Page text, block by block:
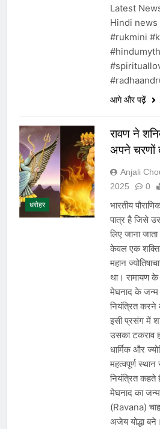
Latest
Hindi news
#rukmini
आगे और पढ़ें
धरोहर
रावण ने
अपने चरणों
Anjali
2025
0
भारतीय
पात्र है जिसे
लिए जाना
केवल एक
महान
था। रामायण
मेघनाद के जन्म
नियंत्रित
इसी प्रसंग में
उसका टकराव
धार्मिक और
महत्वपूर्ण
नियंत्रित कहते
मेघनाद का जन्म
(Ravana)
अजेय योद्धा